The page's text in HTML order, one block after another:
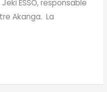
ESSO, responsable
Akanga. La